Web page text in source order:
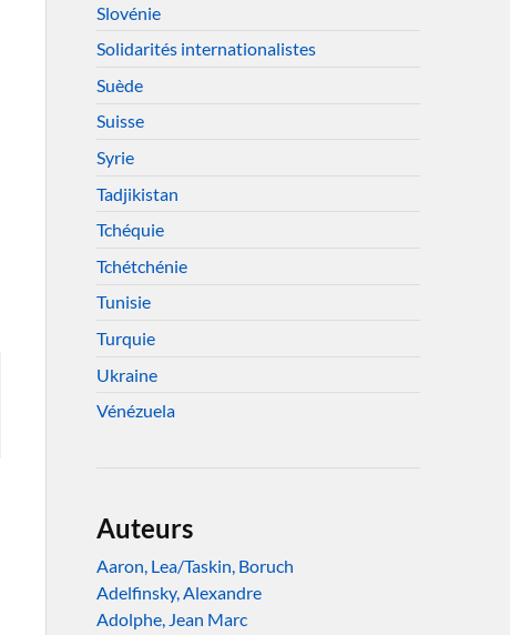
Slovénie
Solidarités internationalistes
Suède
Suisse
Syrie
Tadjikistan
Tchéquie
Tchétchénie
Tunisie
Turquie
Ukraine
Vénézuela
Auteurs
Aaron, Lea/Taskin, Boruch
Adelfinsky, Alexandre
Adolphe, Jean Marc